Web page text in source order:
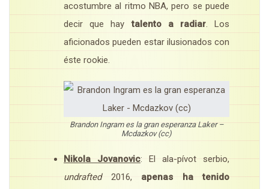
acostumbre al ritmo NBA, pero se puede
decir que haytalento a radiar. Los
aficionados pueden estar ilusionados con
éste rookie.
Brandon Ingram es la gran esperanza Laker –
Mcdazkov (cc)
Nikola Jovanovic: El ala-pívot serbio,
undrafted2016, apenas ha tenido